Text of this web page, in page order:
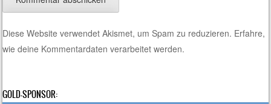
Diese Website verwendet Akismet, um Spam zu reduzieren. Erfahre,
wie deine Kommentardaten verarbeitet werden.
GOLD-SPONSOR: